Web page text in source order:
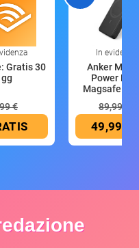
Gratis 30
gg
€
In evidenza
Anker
Power
Magsafe
89,99 €
49,99 €